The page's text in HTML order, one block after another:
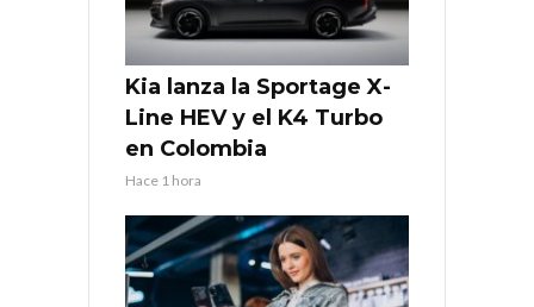
Kia lanza la Sportage X-
Line HEV y el K4 Turbo
en Colombia
Hace 1 hora